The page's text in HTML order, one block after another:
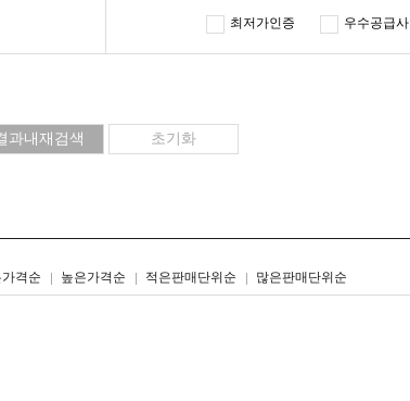
최저가인증 우수공급사
격순 높은가격순 적은판매단위순 많은판매단위순